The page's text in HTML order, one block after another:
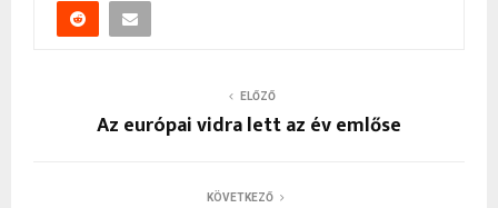
ELŐZŐ
Az európai vidra lett az év emlőse
KÖVETKEZŐ